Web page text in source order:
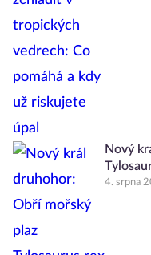
Nový
4. srpna